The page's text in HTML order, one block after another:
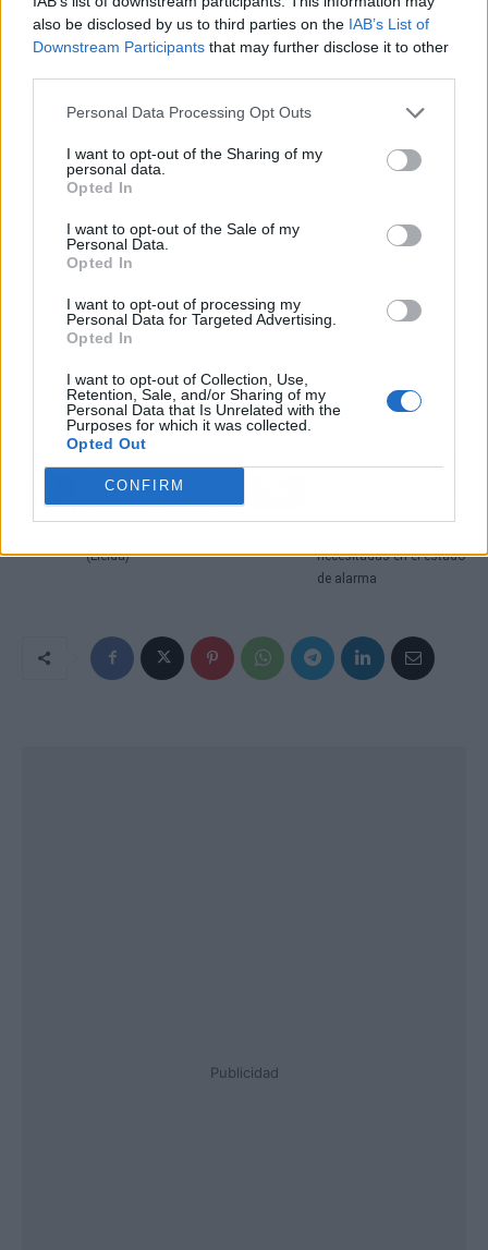
also be disclosed by us to third parties on the IAB’s List of
Downstream Participants that may further disclose it to other
Personal Data Processing Opt Outs
I want to opt-out of the Sharing of my
personal data.
Opted In
I want to opt-out of the Sale of my
Personal Data.
Opted In
I want to opt-out of processing my
Personal Data for Targeted Advertising.
Opted In
I want to opt-out of Collection, Use,
Retention, Sale, and/or Sharing of my
Personal Data that Is Unrelated with the
Purposes for which it was collected.
Opted Out
CONFIRM
Cataluña hará cribados
en Vic (Barcelona), La
(Lleida)
necesitadas en el estado
de alarma
Publicidad